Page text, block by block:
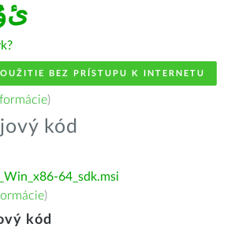
BEZ PRÍSTUPU K INTERNETU
)
kód
64_sdk.msi
)
kód